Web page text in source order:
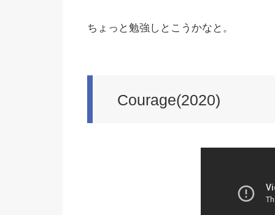
ちょっと勉強しとこうかなと。
Courage(2020)